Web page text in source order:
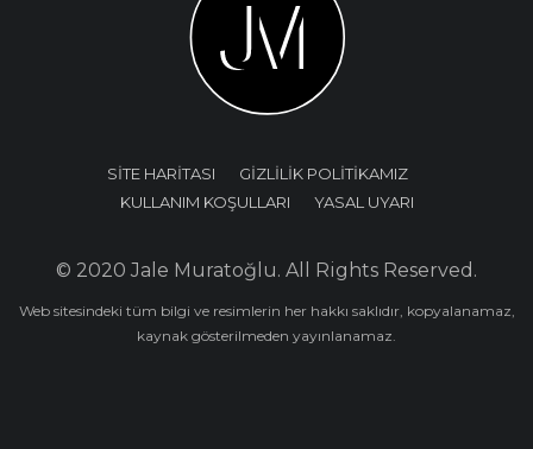
SİTE HARİTASI
GİZLİLİK POLİTİKAMIZ
KULLANIM KOŞULLARI
YASAL UYARI
© 2020 Jale Muratoğlu. All Rights Reserved.
Web sitesindeki tüm bilgi ve resimlerin her hakkı saklıdır, kopyalanamaz,
kaynak gösterilmeden yayınlanamaz.